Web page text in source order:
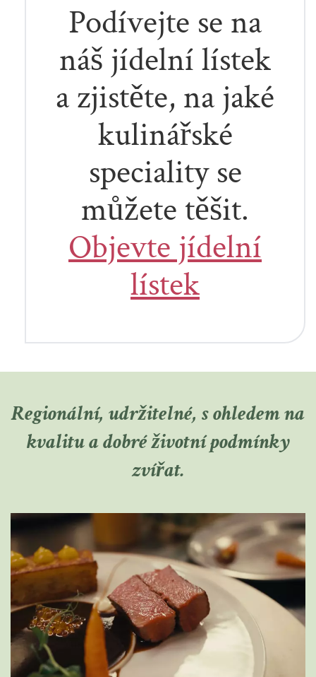
Podívejte se na
náš jídelní lístek
a zjistěte, na jaké
kulinářské
speciality se
můžete těšit.
Objevte jídelní
lístek
Regionální, udržitelné, s ohledem na
kvalitu a dobré životní podmínky
zvířat.